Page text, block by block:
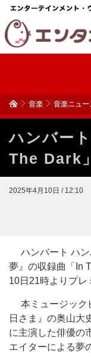
音楽 音楽ニュー
ハンバー
The Dark
2025年4月10日 / 12:10
ハンバート ハン
夢』の収録曲「In
10日21時よりプレ
本ミュージック
日さま』の奥山大
に主演した俳優の
エイターによる夢